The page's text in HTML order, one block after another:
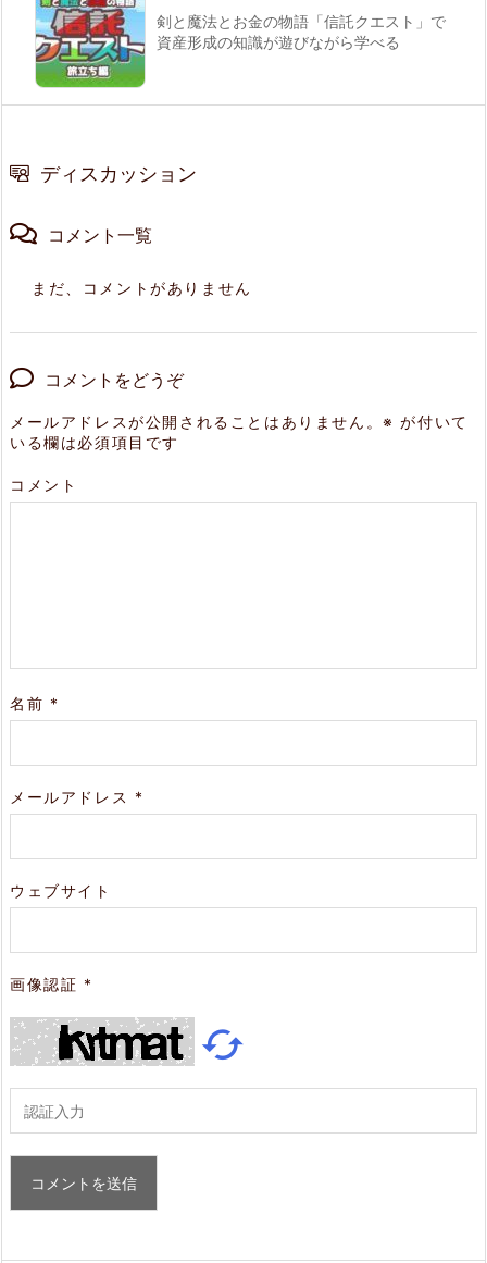
剣と魔法とお金の物語「信託クエスト」で
資産形成の知識が遊びながら学べる
ディスカッション
コメント一覧
まだ、コメントがありません
コメントをどうぞ
メールアドレスが公開されることはありません。※ が付いて
いる欄は必須項目です
コメント
名前 *
メールアドレス *
ウェブサイト
画像認証 *
